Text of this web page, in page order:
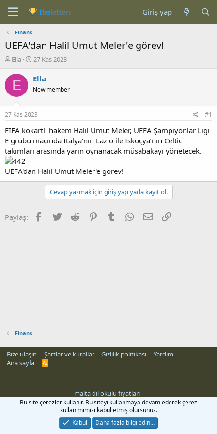
Giriş yap
Finans
UEFA'dan Halil Umut Meler'e görev!
K
n
b
u
u
b
a
l
a
t
a
n
Ella
B
ş
a
g
ı
ç
a
r
h
i
27 Kas 2023
E Ella
New member
27 Kas 2023 #1
FIFA kokartlı hakem Halil Umut Meler, UEFA Şampiyonlar Ligi
E grubu maçında İtalya’nın Lazio ile İskoçya’nın Celtic
takımları arasında yarın oynanacak müsabakayı yönetecek.
UEFA'dan Halil Umut Meler'e görev!
Cevap yazmak için giriş yap yada kayıt ol.
Paylaş: Facebook
Twitter Reddit PinterestTumblr WhatsApp
E-posta
Finans
Bize ulaşın Şartlar ve kurallar Gizlilik politikası
Yardım
Ana sayfa
R
malta dil okulu fiyatları-
Bu site çerezler kullanır. Bu siteyi kullanmaya devam ederek çerez
kullanımımızı kabul etmiş olursunuz.
Kabul
Daha fazla bilgi edin…